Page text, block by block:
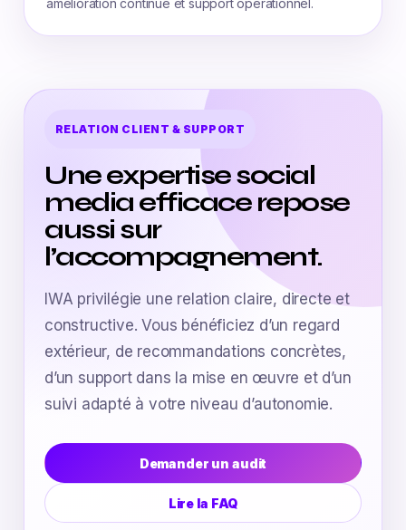
amélioration continue et support opérationnel.
RELATION CLIENT & SUPPORT
Une expertise social
media efficace repose
aussi sur
l’accompagnement.
IWA privilégie une relation claire, directe et
constructive. Vous bénéficiez d’un regard
extérieur, de recommandations concrètes,
d’un support dans la mise en œuvre et d’un
suivi adapté à votre niveau d’autonomie.
Demander un audit
Lire la FAQ